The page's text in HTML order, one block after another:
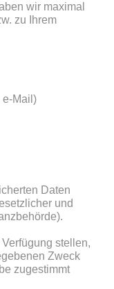
wir maximal
zu Ihrem
e-Mail)
Daten
und
stellen,
Zweck
zugestimmt